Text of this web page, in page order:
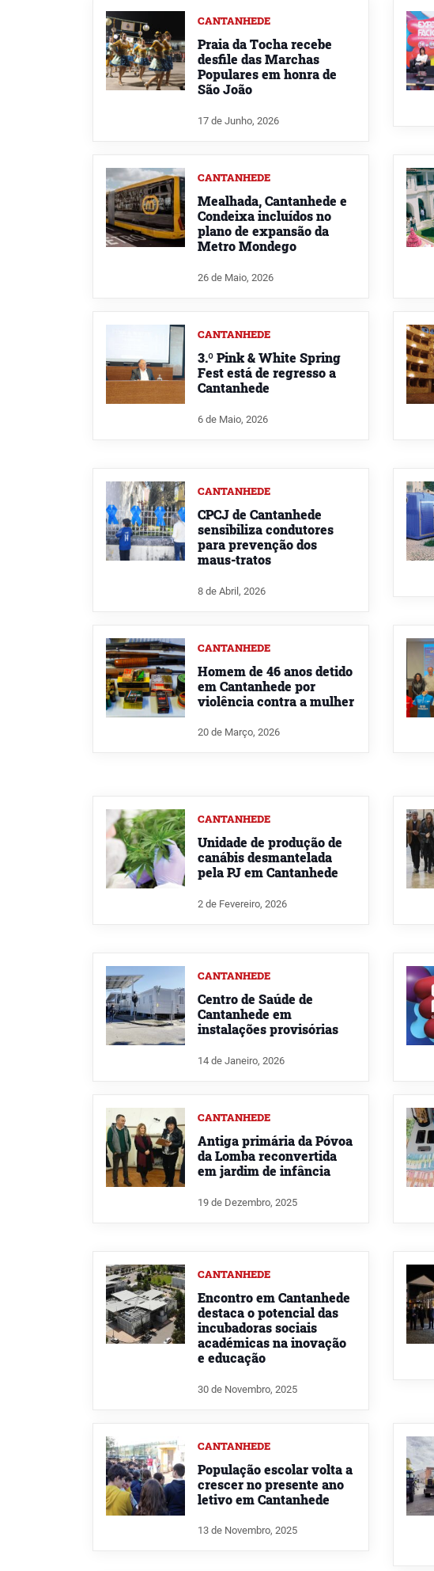
CANTANHEDE
Praia da Tocha recebe
desfile das Marchas
Populares em honra de
São João
17 de Junho, 2026
CANTANHEDE
Mealhada, Cantanhede e
Condeixa incluídos no
plano de expansão da
Metro Mondego
26 de Maio, 2026
CANTANHEDE
3.º Pink & White Spring
Fest está de regresso a
Cantanhede
6 de Maio, 2026
CANTANHEDE
CPCJ de Cantanhede
sensibiliza condutores
para prevenção dos
maus-tratos
8 de Abril, 2026
CANTANHEDE
Homem de 46 anos detido
em Cantanhede por
violência contra a mulher
20 de Março, 2026
CANTANHEDE
Unidade de produção de
canábis desmantelada
pela PJ em Cantanhede
2 de Fevereiro, 2026
CANTANHEDE
Centro de Saúde de
Cantanhede em
instalações provisórias
14 de Janeiro, 2026
CANTANHEDE
Antiga primária da Póvoa
da Lomba reconvertida
em jardim de infância
19 de Dezembro, 2025
CANTANHEDE
Encontro em Cantanhede
destaca o potencial das
incubadoras sociais
académicas na inovação
e educação
30 de Novembro, 2025
CANTANHEDE
População escolar volta a
crescer no presente ano
letivo em Cantanhede
13 de Novembro, 2025